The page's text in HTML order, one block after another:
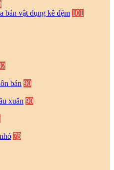
bán vật dụng kê đệm 101
bán 90
xuân 90
78